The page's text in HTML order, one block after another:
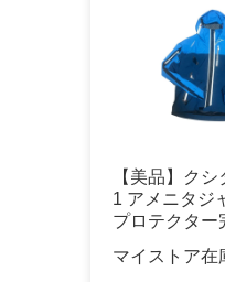
【美品】ク
1 アメニタジ
プロテクター
マイストア在